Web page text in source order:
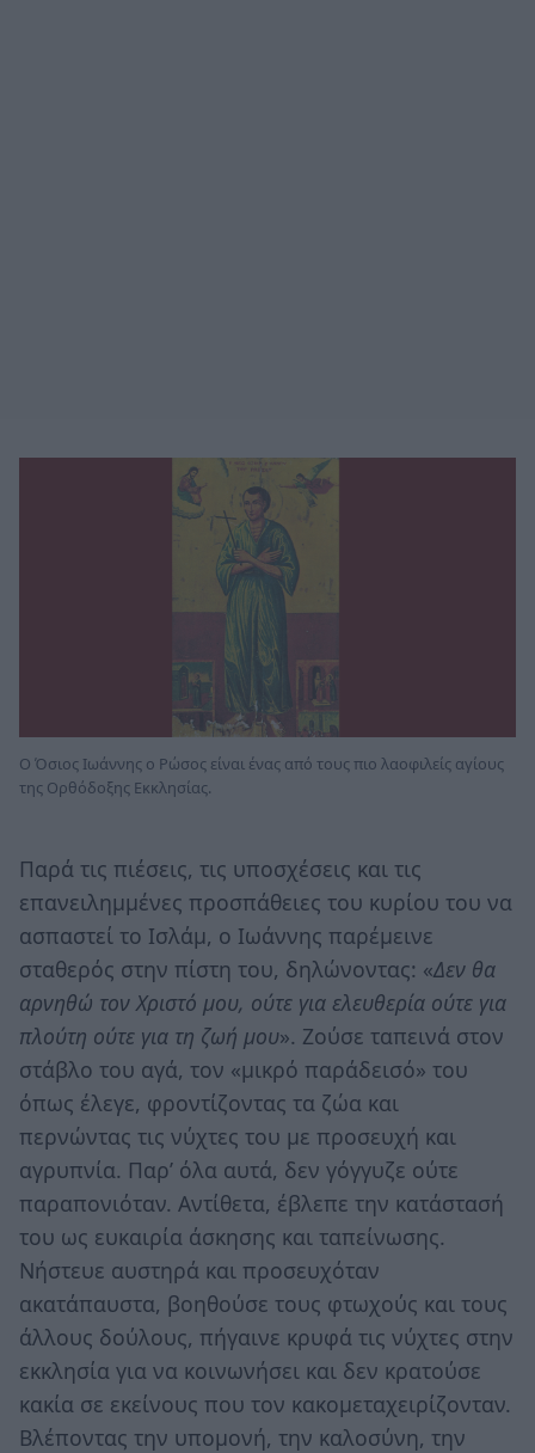
Ο Όσιος Ιωάννης ο Ρώσος είναι ένας από τους πιο λαοφιλείς αγίους
της Ορθόδοξης Εκκλησίας.
Παρά τις πιέσεις, τις υποσχέσεις και τις
επανειλημμένες προσπάθειες του κυρίου του να
ασπαστεί το Ισλάμ, ο Ιωάννης παρέμεινε
σταθερός στην πίστη του, δηλώνοντας: «Δεν θα
αρνηθώ τον Χριστό μου, ούτε για ελευθερία ούτε για
πλούτη ούτε για τη ζωή μου». Ζούσε ταπεινά στον
στάβλο του αγά, τον «μικρό παράδεισό» του
όπως έλεγε, φροντίζοντας τα ζώα και
περνώντας τις νύχτες του με προσευχή και
αγρυπνία. Παρ’ όλα αυτά, δεν γόγγυζε ούτε
παραπονιόταν. Αντίθετα, έβλεπε την κατάστασή
του ως ευκαιρία άσκησης και ταπείνωσης.
Νήστευε αυστηρά και προσευχόταν
ακατάπαυστα, βοηθούσε τους φτωχούς και τους
άλλους δούλους, πήγαινε κρυφά τις νύχτες στην
εκκλησία για να κοινωνήσει και δεν κρατούσε
κακία σε εκείνους που τον κακομεταχειρίζονταν.
Βλέποντας την υπομονή, την καλοσύνη, την